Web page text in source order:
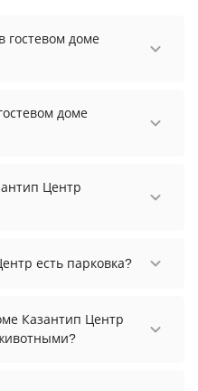
гостевом доме
от 3128 рублей.
цены на проживание,
доме
Центр
есть парковка?
бронированием у
оплачивается
Казантип Центр
оплачиваться